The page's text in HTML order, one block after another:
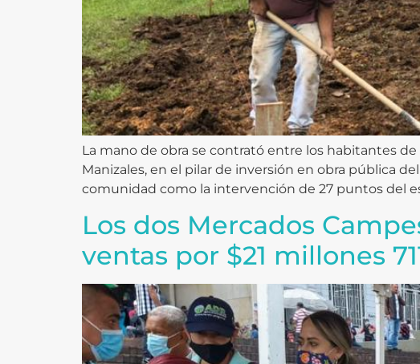
La mano de obra se contrató entre los habitantes
Manizales, en el pilar de inversión en obra pública
comunidad como la intervención de 27 puntos del
Los dos Mercados
ventas por $21 millones